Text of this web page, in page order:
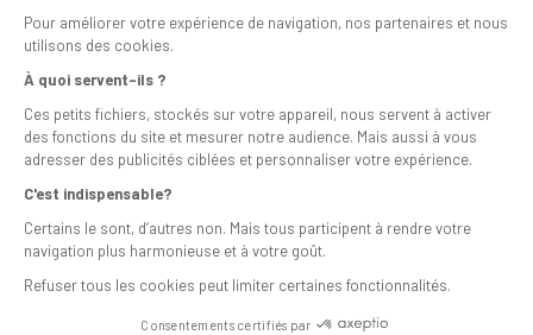
Pour améliorer votre expérience de navigation, nos partenaires et nous
utilisons des cookies.
À quoi servent-ils ?
Ces petits fichiers, stockés sur votre appareil, nous servent à activer
des fonctions du site et mesurer notre audience. Mais aussi à vous
adresser des publicités ciblées et personnaliser votre expérience.
C'est indispensable?
Certains le sont, d’autres non. Mais tous participent à rendre votre
navigation plus harmonieuse et à votre goût.
Refuser tous les cookies peut limiter certaines fonctionnalités.
Consentements certifiés par
Mentions légales
Conditions générales de vente